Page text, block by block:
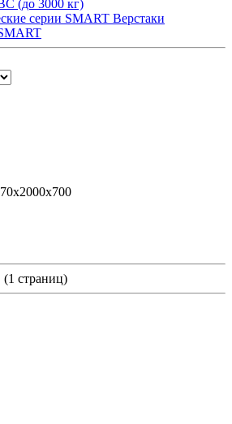
(до 3000 кг)
Верстаки
страниц)